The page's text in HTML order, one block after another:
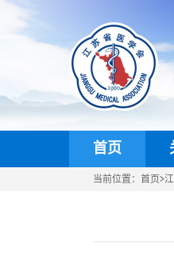
首页
当前位置： 首页>